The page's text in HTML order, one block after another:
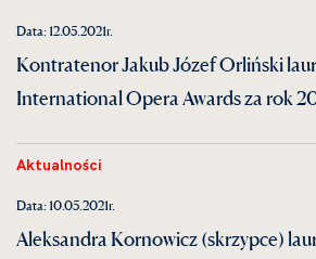
Data: 12.05.2021r.
Kontratenor Jakub Józef Orliński
International Opera Awards za rok
Aktualności
Data: 10.05.2021r.
Aleksandra Kornowicz (skrzypce)